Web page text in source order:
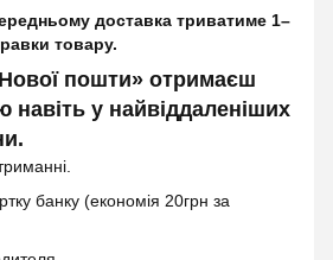
доставка триватиме 1–
товару.
пошти» отримаєш
навіть у найвіддаленіших
банку (економія 20грн за